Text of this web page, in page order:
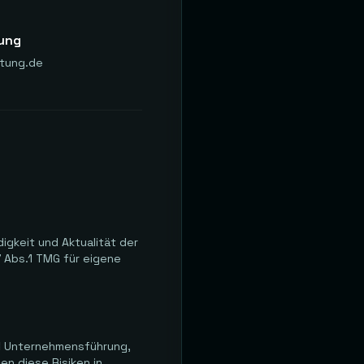
und Aktualität der
TMG für eigene
Unternehmensführung,